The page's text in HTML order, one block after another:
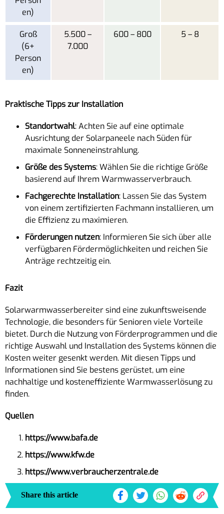
en)
Groß
(6+
Person
en)
5.500 –
7.000
600 – 800 5 – 8
Praktische Tipps zur Installation
Standortwahl: Achten Sie auf eine optimale
Ausrichtung der Solarpaneele nach Süden für
maximale Sonneneinstrahlung.
Größe des Systems: Wählen Sie die richtige Größe
basierend auf Ihrem Warmwasserverbrauch.
Fachgerechte Installation: Lassen Sie das System
von einem zertifizierten Fachmann installieren, um
die Effizienz zu maximieren.
Förderungen nutzen: Informieren Sie sich über alle
verfügbaren Fördermöglichkeiten und reichen Sie
Anträge rechtzeitig ein.
Fazit
Solarwarmwasserbereiter sind eine zukunftsweisende
Technologie, die besonders für Senioren viele Vorteile
bietet. Durch die Nutzung von Förderprogrammen und die
richtige Auswahl und Installation des Systems können die
Kosten weiter gesenkt werden. Mit diesen Tipps und
Informationen sind Sie bestens gerüstet, um eine
nachhaltige und kosteneffiziente Warmwasserlösung zu
finden.
Quellen
https://www.bafa.de
https://www.kfw.de
https://www.verbraucherzentrale.de
Share this article